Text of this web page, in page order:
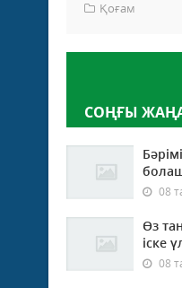
Қоғам
СОҢҒЫ
08
Өз
іске
08